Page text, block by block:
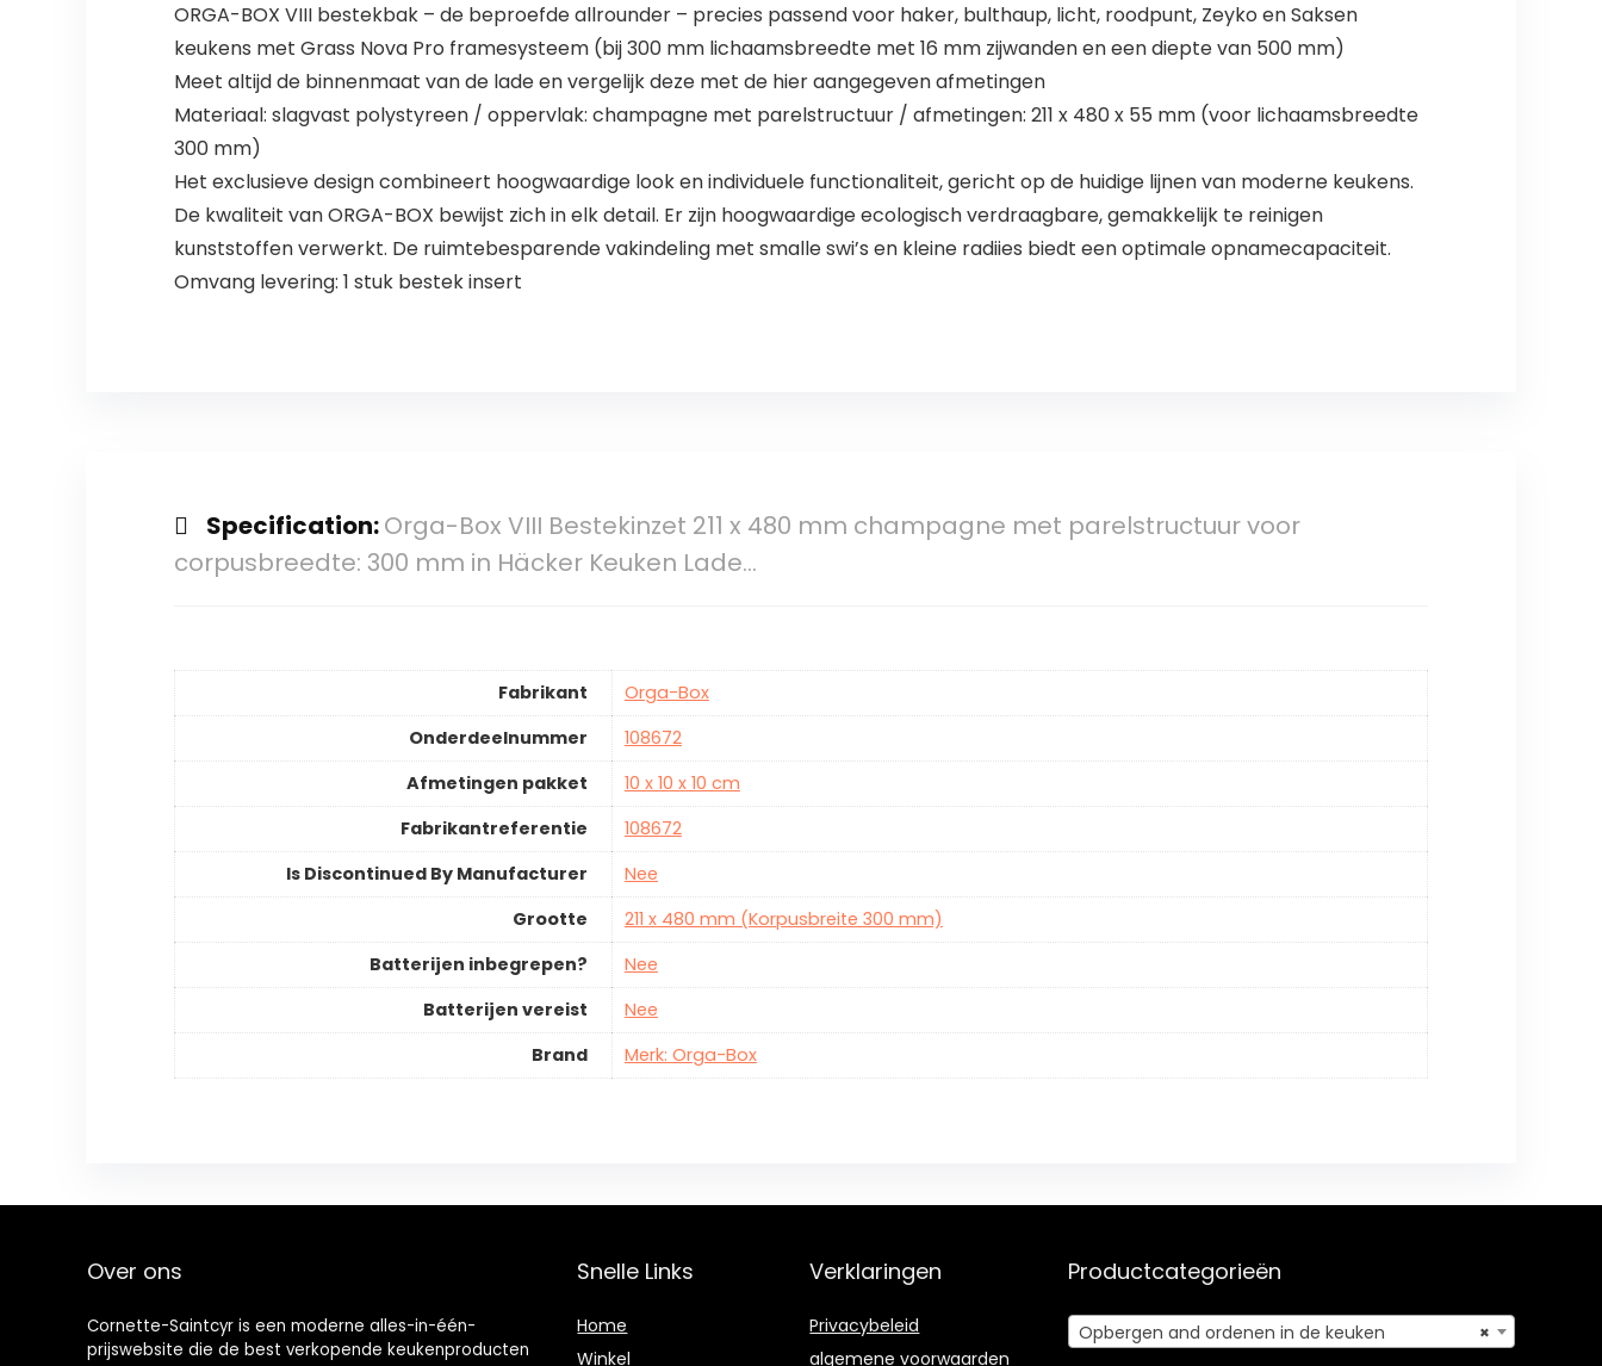
ORGA-BOX VIII bestekbak – de beproefde allrounder – precies passend voor haker, bulthaup, licht, roodpunt, Zeyko en Saksen
keukens met Grass Nova Pro framesysteem (bij 300 mm lichaamsbreedte met 16 mm zijwanden en een diepte van 500 mm)
Meet altijd de binnenmaat van de lade en vergelijk deze met de hier aangegeven afmetingen
Materiaal: slagvast polystyreen / oppervlak: champagne met parelstructuur / afmetingen: 211 x 480 x 55 mm (voor lichaamsbreedte
300 mm)
Het exclusieve design combineert hoogwaardige look en individuele functionaliteit, gericht op de huidige lijnen van moderne keukens.
De kwaliteit van ORGA-BOX bewijst zich in elk detail. Er zijn hoogwaardige ecologisch verdraagbare, gemakkelijk te reinigen
kunststoffen verwerkt. De ruimtebesparende vakindeling met smalle swi’s en kleine radiies biedt een optimale opnamecapaciteit.
Omvang levering: 1 stuk bestek insert
Specification:Orga-Box VIII Bestekinzet 211 x 480 mm champagne met parelstructuur voor
corpusbreedte: 300 mm in Häcker Keuken Lade…
Fabrikant
Orga-Box
Onderdeelnummer
108672
Afmetingen pakket
10 x 10 x 10 cm
Fabrikantreferentie
108672
Is Discontinued By Manufacturer
Nee
Grootte
211 x 480 mm (Korpusbreite 300 mm)
Batterijen inbegrepen?
Nee
Batterijen vereist
Nee
Brand
Merk: Orga-Box
Over ons
Cornette-Saintcyr is een moderne alles-in-één-
prijswebsite die de best verkopende keukenproducten
Snelle Links
Home
Winkel
Verklaringen
Privacybeleid
algemene voorwaarden
Productcategorieën
×
Opbergen and ordenen in de keuken